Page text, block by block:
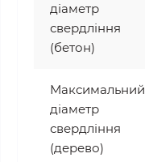
діаметр
свердління
(бетон)
Максимальний
діаметр
свердління
(дерево)